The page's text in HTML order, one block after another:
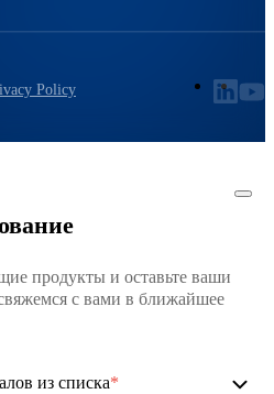
Policy
продукты и оставьте ваши
с вами в ближайшее
из списка*